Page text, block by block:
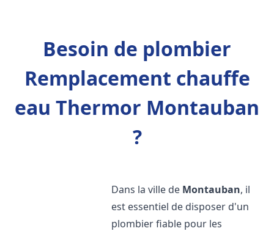
Besoin de plombier
Remplacement chauffe
eau Thermor Montauban
?
Dans la ville de Montauban, il
est essentiel de disposer d'un
plombier fiable pour les